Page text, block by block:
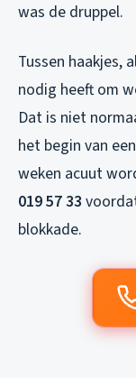
was de druppel.
Tussen haakjes,
nodig heeft om
Dat is niet
het begin van
weken acuut
019 57 33
blokkade.